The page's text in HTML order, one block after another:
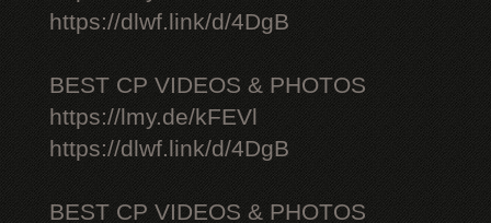
https://dlwf.link/d/4DgB
BEST CP VIDEOS & PHOTOS
https://lmy.de/kFEVl
https://dlwf.link/d/4DgB
BEST CP VIDEOS & PHOTOS